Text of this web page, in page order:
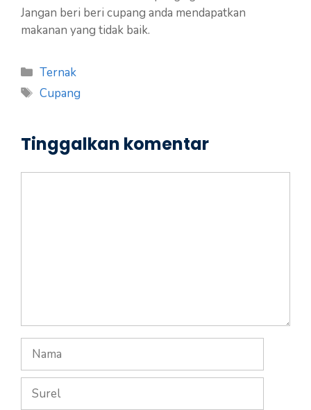
Jangan beri beri cupang anda mendapatkan
makanan yang tidak baik.
Kategori
Ternak
Tag
Cupang
Tinggalkan komentar
Nama
Surel